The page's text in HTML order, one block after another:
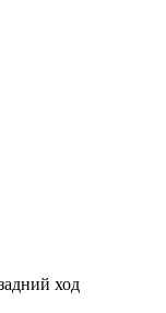
ход